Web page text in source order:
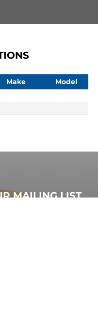
Make Model
MAILING LIST